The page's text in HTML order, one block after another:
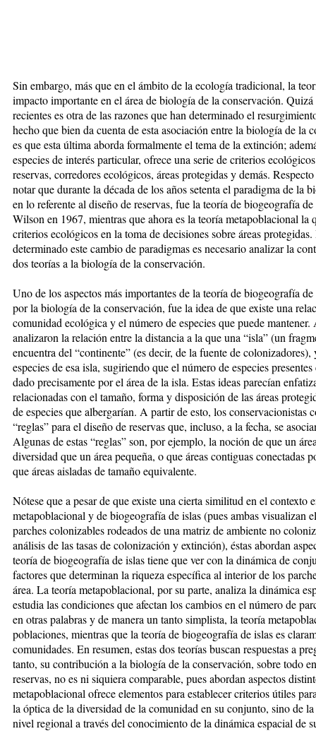
Sin embargo, más que en el ámbito de la ecología tradicional, la
impacto importante en el área de biología de la conservación.
recientes es otra de las razones que han determinado el
hecho que bien da cuenta de esta asociación entre la biología de la
es que esta última aborda formalmente el tema de la extinción;
especies de interés particular, ofrece una serie de criterios
reservas, corredores ecológicos, áreas protegidas y demás.
notar que durante la década de los años setenta el paradigma de la
en lo referente al diseño de reservas, fue la teoría de biogeografía
Wilson en 1967, mientras que ahora es la teoría metapoblacional la
criterios ecológicos en la toma de decisiones sobre áreas
determinado este cambio de paradigmas es necesario analizar la
dos teorías a la biología de la conservación.
Uno de los aspectos más importantes de la teoría de biogeografía
por la biología de la conservación, fue la idea de que existe una
comunidad ecológica y el número de especies que puede
analizaron la relación entre la distancia a la que una “isla” (un
encuentra del “continente” (es decir, de la fuente de
especies de esa isla, sugiriendo que el número de especies
dado precisamente por el área de la isla. Estas ideas parecían
relacionadas con el tamaño, forma y disposición de las áreas
de especies que albergarían. A partir de esto, los conservacionistas
“reglas” para el diseño de reservas que, incluso, a la fecha, se
Algunas de estas “reglas” son, por ejemplo, la noción de que un
diversidad que un área pequeña, o que áreas contiguas conectadas
que áreas aisladas de tamaño equivalente.
Nótese que a pesar de que existe una cierta similitud en el contexto
metapoblacional y de biogeografía de islas (pues ambas visualizan
parches colonizables rodeados de una matriz de ambiente no
análisis de las tasas de colonización y extinción), éstas abordan
teoría de biogeografía de islas tiene que ver con la dinámica de
factores que determinan la riqueza específica al interior de los
área. La teoría metapoblacional, por su parte, analiza la dinámica
estudia las condiciones que afectan los cambios en el número de
en otras palabras y de manera un tanto simplista, la teoría
poblaciones, mientras que la teoría de biogeografía de islas es
comunidades. En resumen, estas dos teorías buscan respuestas a
tanto, su contribución a la biología de la conservación, sobre todo
reservas, no es ni siquiera comparable, pues abordan aspectos
metapoblacional ofrece elementos para establecer criterios útiles
la óptica de la diversidad de la comunidad en su conjunto, sino de
nivel regional a través del conocimiento de la dinámica espacial de